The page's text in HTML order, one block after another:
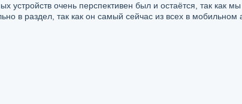
очень перспективен был и остаётся, так как
в раздел, так как он самый сейчас из всех в мобильном